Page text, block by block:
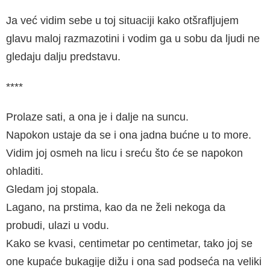
Ja već vidim sebe u toj situaciji kako otšrafljujem
glavu maloj razmazotini i vodim ga u sobu da ljudi ne
gledaju dalju predstavu.
****
Prolaze sati, a ona je i dalje na suncu.
Napokon ustaje da se i ona jadna bućne u to more.
Vidim joj osmeh na licu i sreću što će se napokon
ohladiti.
Gledam joj stopala.
Lagano, na prstima, kao da ne želi nekoga da
probudi, ulazi u vodu.
Kako se kvasi, centimetar po centimetar, tako joj se
one kupaće bukagije dižu i ona sad podseća na veliki